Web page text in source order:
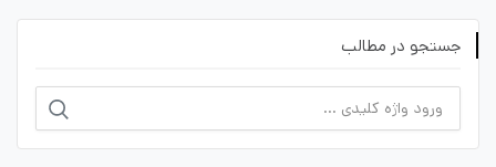
جستجو در مطالب